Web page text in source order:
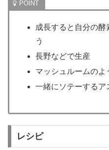
成長すると自分の酵
う
長野などで生産
マッシュルームのよ
一緒にソテーするア
レシピ